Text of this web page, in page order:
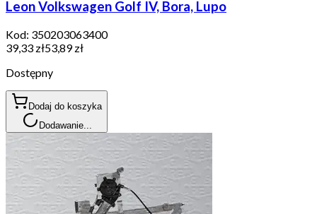
Leon Volkswagen Golf IV, Bora, Lupo
Kod: 350203063400
39,33 zł53,89 zł
Dostępny
Dodaj do koszyka
Dodawanie...